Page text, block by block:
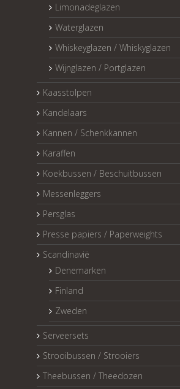
Limonadeglazen
Waterglazen
Whiskeyglazen / Whiskyglazen
Wijnglazen / Portglazen
Kaasstolpen
Kandelaars
Kannen / Schenkkannen
Karaffen
Koekbussen / Beschuitbussen
Messenleggers
Persglas
Presse papiers / Paperweights
Scandinavië
Denemarken
Finland
Zweden
Serveersets
Strooibussen / Strooiers
Theebussen / Theedozen